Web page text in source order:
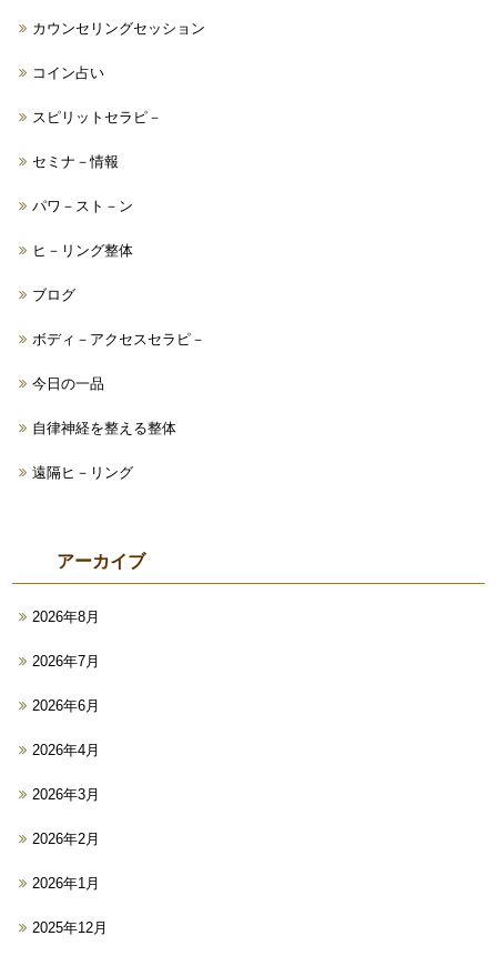
カウンセリングセッション
コイン占い
スピリットセラピ－
セミナ－情報
パワ－スト－ン
ヒ－リング整体
ブログ
ボディ－アクセスセラピ－
今日の一品
自律神経を整える整体
遠隔ヒ－リング
アーカイブ
2026年8月
2026年7月
2026年6月
2026年4月
2026年3月
2026年2月
2026年1月
2025年12月